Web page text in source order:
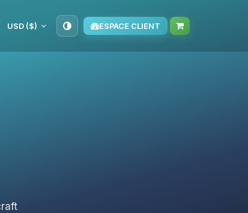
USD ($) ESPACE CLIENT